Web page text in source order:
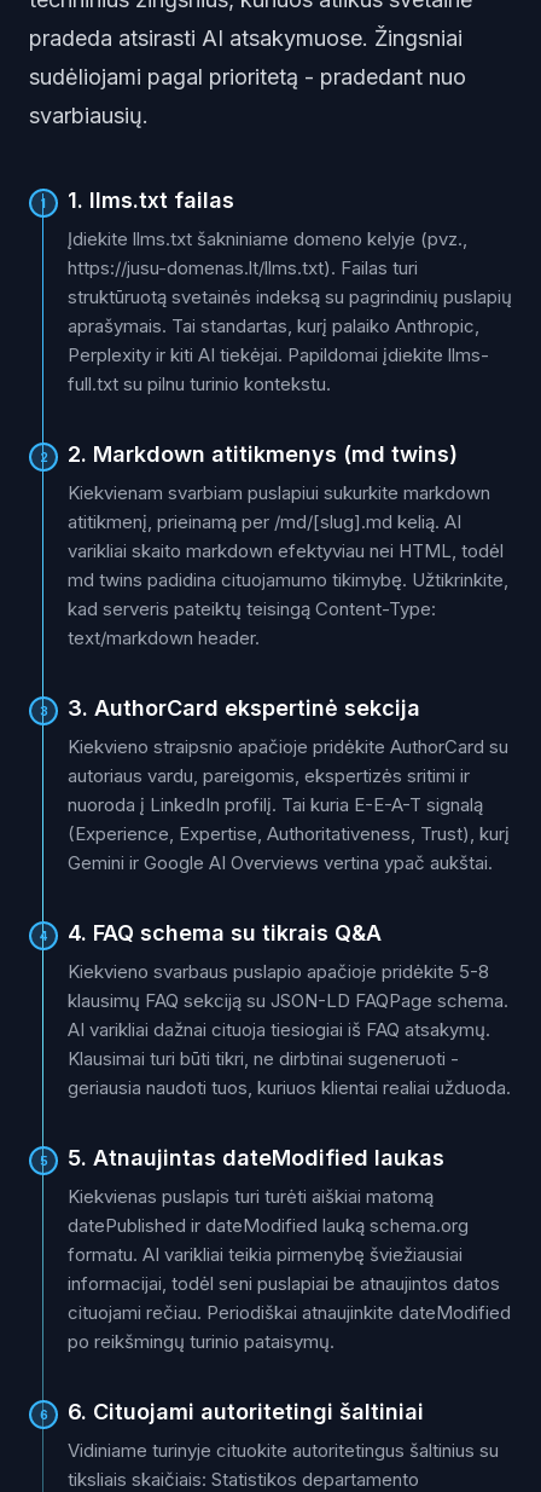
pradeda atsirasti AI atsakymuose. Žingsniai
sudėliojami pagal prioritetą - pradedant nuo
svarbiausių.
1 1. llms.txt failas
Įdiekite llms.txt šakniniame domeno kelyje (pvz.,
https://jusu-domenas.lt/llms.txt). Failas turi
struktūruotą svetainės indeksą su pagrindinių puslapių
aprašymais. Tai standartas, kurį palaiko Anthropic,
Perplexity ir kiti AI tiekėjai. Papildomai įdiekite llms-
full.txt su pilnu turinio kontekstu.
2 2. Markdown atitikmenys (md twins)
Kiekvienam svarbiam puslapiui sukurkite markdown
atitikmenį, prieinamą per /md/[slug].md kelią. AI
varikliai skaito markdown efektyviau nei HTML, todėl
md twins padidina cituojamumo tikimybę. Užtikrinkite,
kad serveris pateiktų teisingą Content-Type:
text/markdown header.
3 3. AuthorCard ekspertinė sekcija
Kiekvieno straipsnio apačioje pridėkite AuthorCard su
autoriaus vardu, pareigomis, ekspertizės sritimi ir
nuoroda į LinkedIn profilį. Tai kuria E-E-A-T signalą
(Experience, Expertise, Authoritativeness, Trust), kurį
Gemini ir Google AI Overviews vertina ypač aukštai.
4 4. FAQ schema su tikrais Q&A
Kiekvieno svarbaus puslapio apačioje pridėkite 5-8
klausimų FAQ sekciją su JSON-LD FAQPage schema.
AI varikliai dažnai cituoja tiesiogiai iš FAQ atsakymų.
Klausimai turi būti tikri, ne dirbtinai sugeneruoti -
geriausia naudoti tuos, kuriuos klientai realiai užduoda.
5 5. Atnaujintas dateModified laukas
Kiekvienas puslapis turi turėti aiškiai matomą
datePublished ir dateModified lauką schema.org
formatu. AI varikliai teikia pirmenybę šviežiausiai
informacijai, todėl seni puslapiai be atnaujintos datos
cituojami rečiau. Periodiškai atnaujinkite dateModified
po reikšmingų turinio pataisymų.
6 6. Cituojami autoritetingi šaltiniai
Vidiniame turinyje cituokite autoritetingus šaltinius su
tiksliais skaičiais: Statistikos departamento